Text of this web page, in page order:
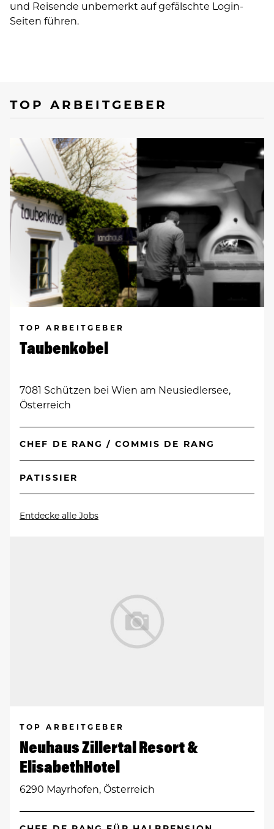
und Reisende unbemerkt auf gefälschte Login-
Seiten führen.
TOP ARBEITGEBER
TOP ARBEITGEBER
Taubenkobel
7081 Schützen bei Wien am Neusiedlersee,
Österreich
CHEF DE RANG / COMMIS DE RANG
PATISSIER
Entdecke alle Jobs
TOP ARBEITGEBER
Neuhaus Zillertal Resort &
ElisabethHotel
6290 Mayrhofen, Österreich